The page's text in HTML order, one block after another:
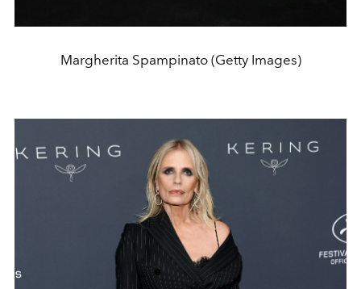
Margherita Spampinato (Getty Images)